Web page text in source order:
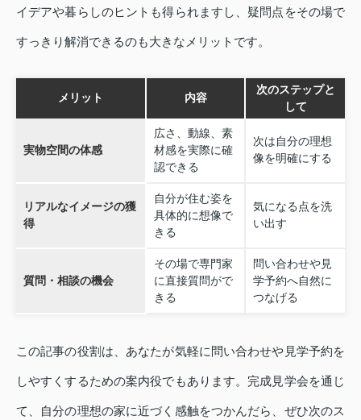
イデアや暮らしのヒントも得られますし、疑問点をその場で
すっきり解消できるのも大きなメリットです。
メリット 内容
次のステップと
して
実物空間の体感
広さ、動線、素
材感を実際に確
認できる
次は自分の理想
像を明確にする
リアルなイメージの獲
得
自分が住む姿を
具体的に想像で
きる
気になる点を洗
い出す
質問・相談の機会
その場で専門家
に直接質問がで
きる
問い合わせや見
学予約へ自然に
つなげる
この記事の役割は、あなたが気軽に問い合わせや見学予約を
しやすくするための案内役でもあります。完成見学会を通じ
て、自分の理想の家に近づく感触をつかんだら、ぜひ次のス